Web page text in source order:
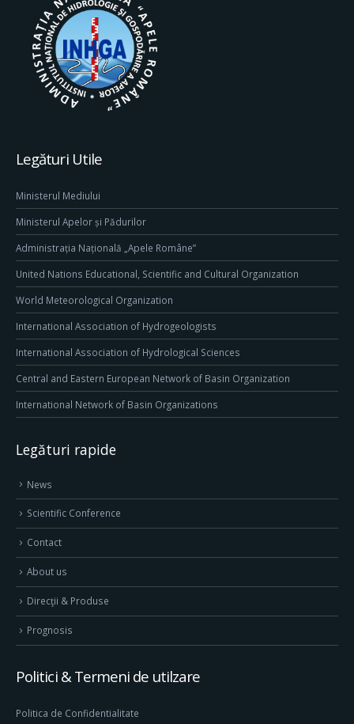
Legături Utile
Ministerul Mediului
Ministerul Apelor și Pădurilor
Administrația Națională „Apele Române”
United Nations Educational, Scientific and Cultural Organization
World Meteorological Organization
International Association of Hydrogeologists
International Association of Hydrological Sciences
Central and Eastern European Network of Basin Organization
International Network of Basin Organizations
Legături rapide
News
Scientific Conference
Contact
About us
Direcţii & Produse
Prognosis
Politici & Termeni de utilzare
Politica de Confidentialitate